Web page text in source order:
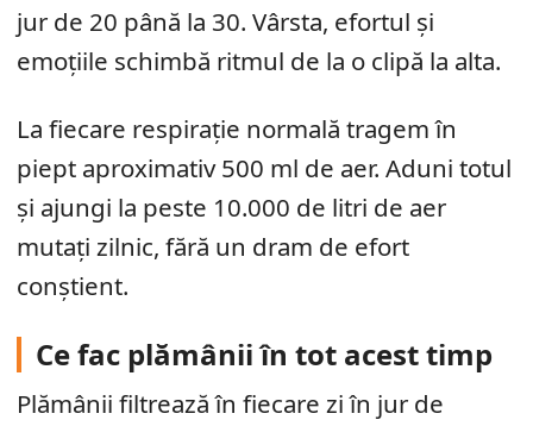
jur de 20 până la 30. Vârsta, efortul și
emoțiile schimbă ritmul de la o clipă la alta.
La fiecare respirație normală tragem în
piept aproximativ 500 ml de aer. Aduni totul
și ajungi la peste 10.000 de litri de aer
mutați zilnic, fără un dram de efort
conștient.
Ce fac plămânii în tot acest timp
Plămânii filtrează în fiecare zi în jur de